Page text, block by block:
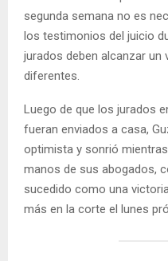
segunda semana no es
los testimonios del juicio
jurados deben alcanzar un
diferentes.
Luego de que los jurados
fueran enviados a casa,
optimista y sonrió
manos de sus abogados,
sucedido como una
más en la corte el lunes